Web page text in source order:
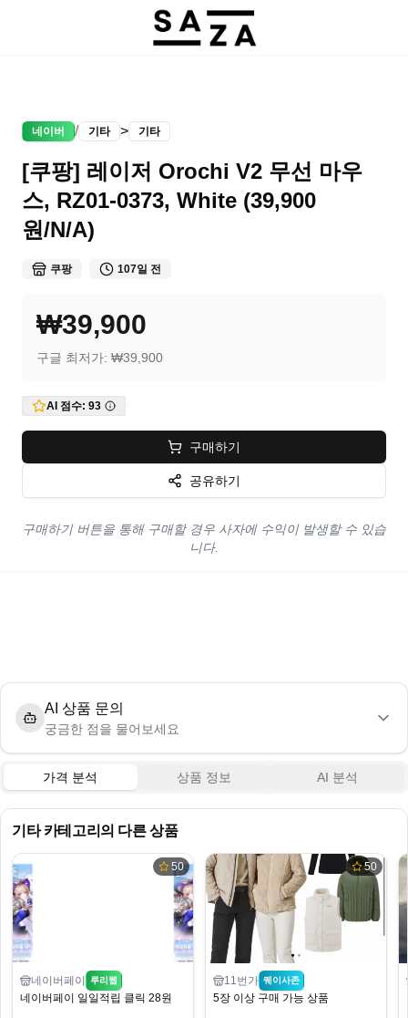
네이버 / 기타 > 기타
[쿠팡] 레이저 Orochi V2 무선 마우
스, RZ01-0373, White (39,900
원/N/A)
쿠팡 107일 전
₩39,900
구글 최저가: ₩39,900
AI 점수: 93
구매하기
공유하기
구매하기 버튼을 통해 구매할 경우 사자에 수익이 발생할 수 있습
니다.
AI 상품 문의
궁금한 점을 물어보세요
가격 분석 상품 정보 AI 분석
기타카테고리의 다른 상품
50
네이버페이 루리웹
네이버페이 일일적립 클릭 28원
50
11번가 퀘이사존
5장 이상 구매 가능 상품